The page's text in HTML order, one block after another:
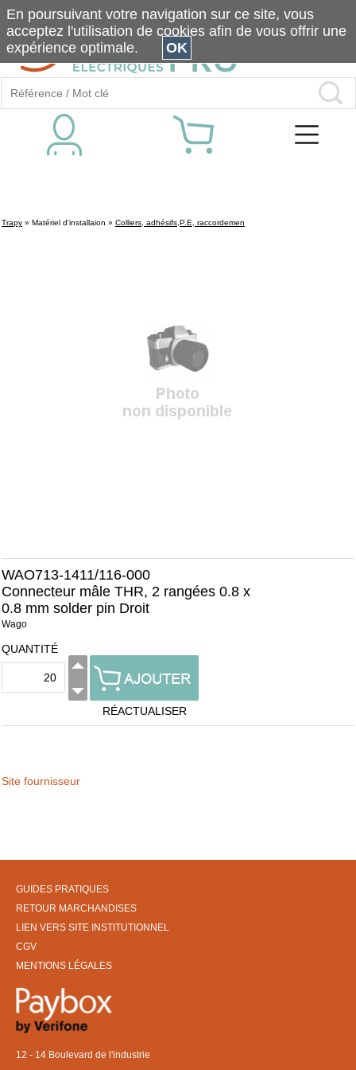
Trapy » Matériel d'installaion » Colliers, adhésifs,P.E, raccordemen
WAO713-1411/116-000
Connecteur mâle THR, 2 rangées 0.8 x
0.8 mm solder pin Droit
Wago
QUANTITÉ
RÉACTUALISER
Site fournisseur
GUIDES PRATIQUES
RETOUR MARCHANDISES
LIEN VERS SITE INSTITUTIONNEL
CGV
MENTIONS LÉGALES
12 - 14 Boulevard de l'industrie
En poursuivant votre navigation sur ce site, vous
acceptez l'utilisation de cookies afin de vous offrir une
expérience optimale.
OK